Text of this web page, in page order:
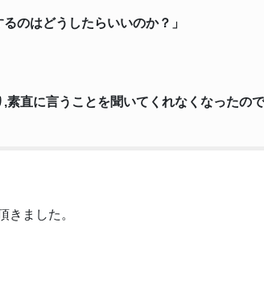
るのはどうしたらいいのか？」
,素直に言うことを聞いてくれなくなったの
きました。